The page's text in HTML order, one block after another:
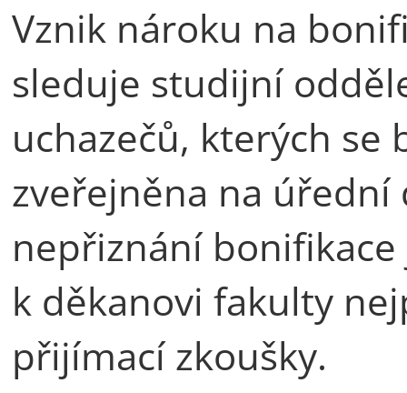
Vznik nároku na
sleduje studijní
uchazečů, kterých se
zveřejněna na úřední
nepřiznání
k děkanovi fakulty
přijímací zkoušky.